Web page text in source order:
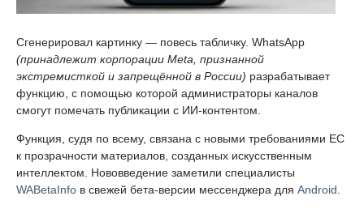
Сгенерировал картинку — повесь табличку. WhatsApp
(принадлежит корпорации Meta, признанной
экстремисткой и запрещённой в России) разрабатывает
функцию, с помощью которой администраторы каналов
смогут помечать публикации с ИИ-контентом.
Функция, судя по всему, связана с новыми требованиями ЕС
к прозрачности материалов, созданных искусственным
интеллектом. Нововведение заметили специалисты
WABetaInfo в свежей бета-версии мессенджера для Android.